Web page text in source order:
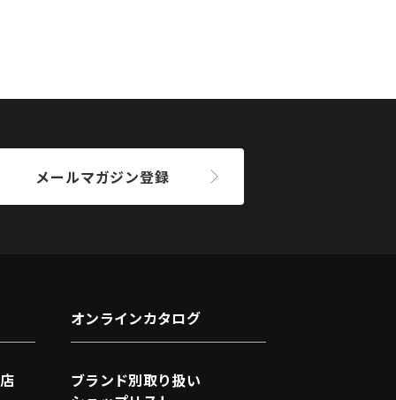
メールマガジン登録
オンラインカタログ
ブランド別取り扱い